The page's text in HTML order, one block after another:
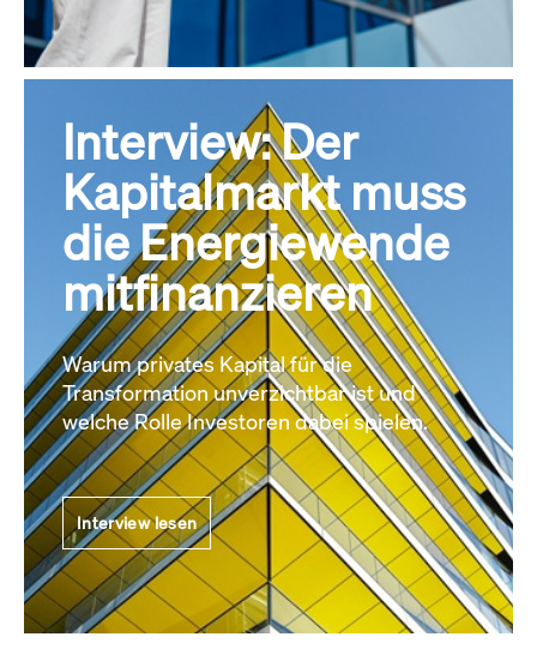
Interview: Der
Kapitalmarkt muss
die Energiewende
mitfinanzieren
Warum privates Kapital für die
Transformation unverzichtbar ist und
welche Rolle Investoren dabei spielen.
Interview lesen